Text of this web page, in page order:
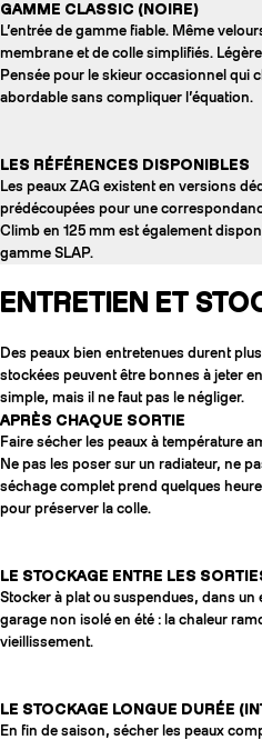
GAMME CLASSIC (NOIRE)
L’entrée de gamme fiable. Même
membrane et de colle simplifiés.
Pensée pour le skieur occasionnel qui
abordable sans compliquer l’équation.
LES RÉFÉRENCES DISPONIBLES
Les peaux ZAG existent en versions
prédécoupées pour une
Climb en 125 mm est également
gamme SLAP.
ENTRETIEN ET
Des peaux bien entretenues durent
stockées peuvent être bonnes à jeter
simple, mais il ne faut pas le négliger.
APRÈS CHAQUE SORTIE
Faire sécher les peaux à température
Ne pas les poser sur un radiateur, ne
séchage complet prend quelques
pour préserver la colle.
LE STOCKAGE ENTRE LES
Stocker à plat ou suspendues, dans un
garage non isolé en été : la chaleur
vieillissement.
LE STOCKAGE LONGUE DURÉE
En fin de saison, sécher les peaux